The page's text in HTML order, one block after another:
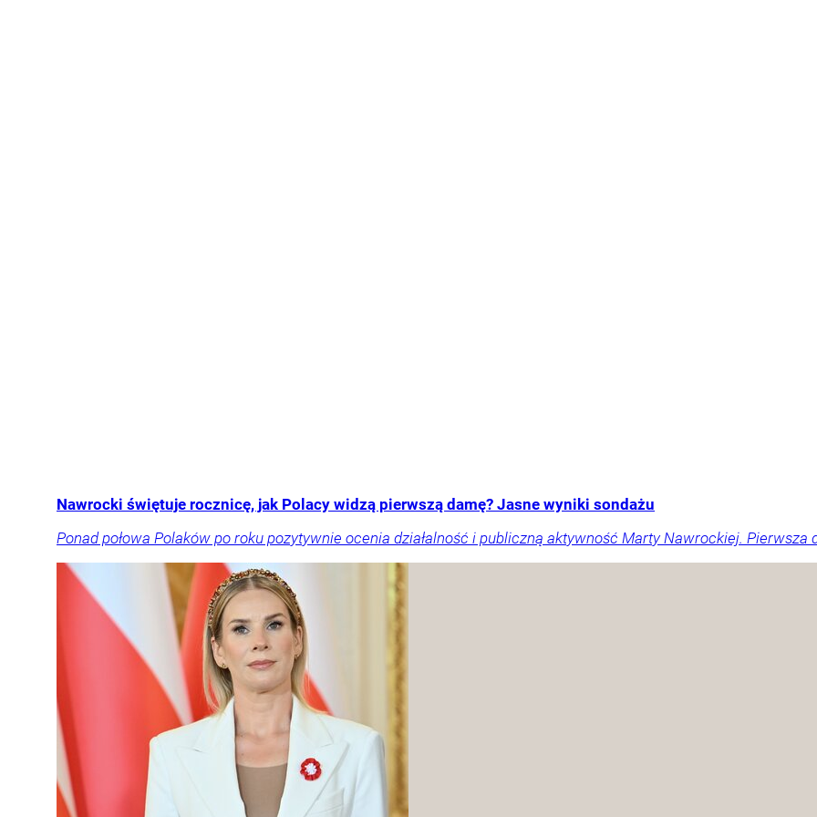
Nawrocki świętuje rocznicę, jak Polacy widzą pierwszą damę? Jasne wyniki sondażu
Ponad połowa Polaków po roku pozytywnie ocenia działalność i publiczną aktywność Marty Nawrockiej. Pierwsza